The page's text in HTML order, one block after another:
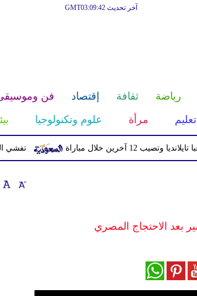
آخر تحديث GMT03:09:42
رياضة ثقافة إقتصاد فن
تعليم مرأة علوم وتكنولوجيا
تفشي الكوليرا خلال مباراة
بعد الاحتجاج المصري